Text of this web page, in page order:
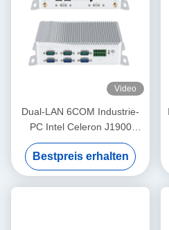
Video
Dual-LAN 6COM Industrie-
PC Intel Celeron J1900
Prozessor und Core-Serie
Prozessoren
Bestpreis erhalten